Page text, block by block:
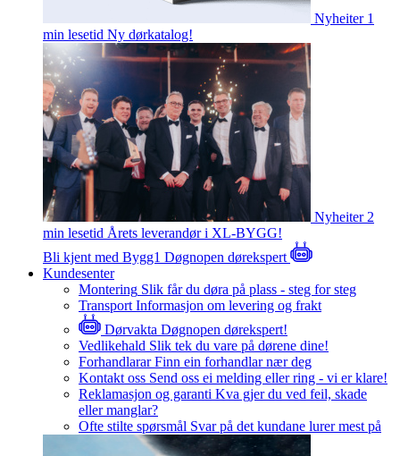
Nyheiter 1
min lesetid Ny dørkatalog!
Nyheiter 2
min lesetid Årets leverandør i XL-BYGG!
Bli kjent med Bygg1 Døgnopen dørekspert
Kundesenter
Montering Slik får du døra på plass - steg for steg
Transport Informasjon om levering og frakt
Dørvakta Døgnopen dørekspert!
Vedlikehald Slik tek du vare på dørene dine!
Forhandlarar Finn ein forhandlar nær deg
Kontakt oss Send oss ei melding eller ring - vi er klare!
Reklamasjon og garanti Kva gjer du ved feil, skade
eller manglar?
Ofte stilte spørsmål Svar på det kundane lurer mest på